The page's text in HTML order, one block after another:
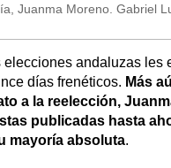
Juanma Moreno. Gabriel
andaluzas les
días frenéticos. Más
a la reelección,
publicadas hasta
mayoría absoluta.